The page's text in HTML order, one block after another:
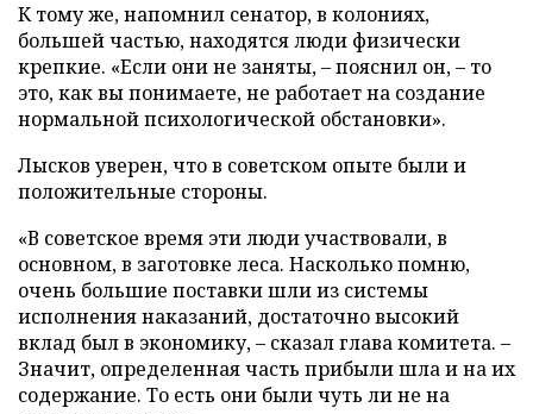
К тому же, напомнил сенатор, в колониях,
большей частью, находятся люди физически
крепкие. «Если они не заняты, – пояснил он, – то
это, как вы понимаете, не работает на создание
нормальной психологической обстановки».
Лысков уверен, что в советском опыте были и
положительные стороны.
«В советское время эти люди участвовали, в
основном, в заготовке леса. Насколько помню,
очень большие поставки шли из системы
исполнения наказаний, достаточно высокий
вклад был в экономику, – сказал глава комитета. –
Значит, определенная часть прибыли шла и на их
содержание. То есть они были чуть ли не на